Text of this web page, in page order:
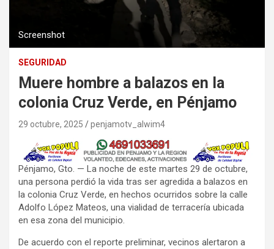
Screenshot
SEGURIDAD
Muere hombre a balazos en la
colonia Cruz Verde, en Pénjamo
29 octubre, 2025 penjamotv_alwim4
Pénjamo, Gto. — La noche de este martes 29 de octubre,
una persona perdió la vida tras ser agredida a balazos en
la colonia Cruz Verde, en hechos ocurridos sobre la calle
Adolfo López Mateos, una vialidad de terracería ubicada
en esa zona del municipio.
De acuerdo con el reporte preliminar, vecinos alertaron a